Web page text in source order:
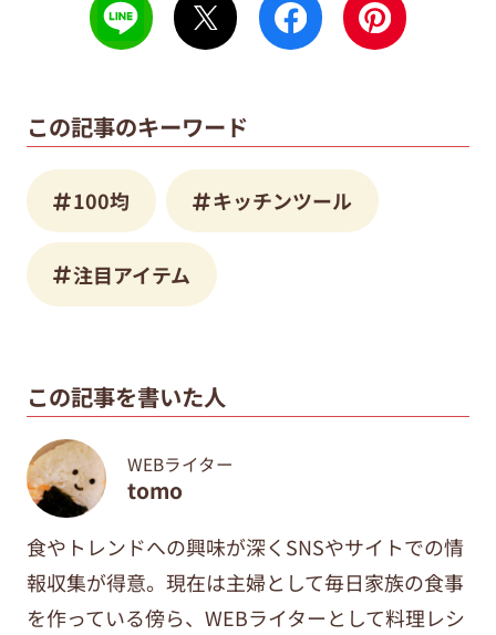
この記事のキーワード
100均 キッチンツール
注目アイテム
この記事を書いた人
WEBライター
tomo
食やトレンドへの興味が深くSNSやサイトでの情
報収集が得意。現在は主婦として毎日家族の食事
を作っている傍ら、WEBライターとして料理レシ